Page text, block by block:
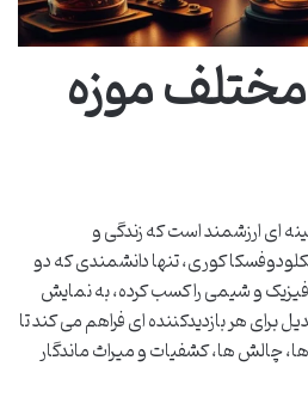
موزه
ای ارزشمند است که زندگی و
کوری، تنها دانشمندی که دو
و شیمی را کسب کرده، به نمایش
برای هر بازدیدکننده ای فراهم می کند تا
چالش ها، کشفیات و میراث ماندگار